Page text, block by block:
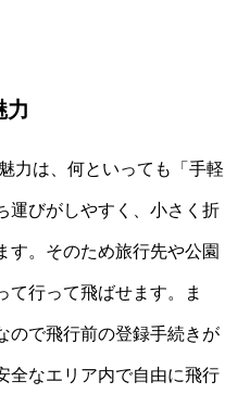
力
力は、何といっても「手軽
運びがしやすく、小さく折
す。そのため旅行先や公園
て行って飛ばせます。ま
ので飛行前の登録手続きが
全なエリア内で自由に飛行